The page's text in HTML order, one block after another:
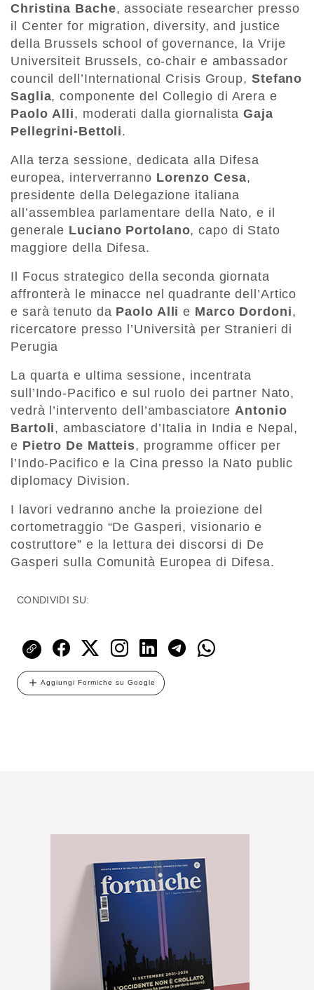
Christina Bache, associate researcher presso
il Center for migration, diversity, and justice
della Brussels school of governance, la Vrije
Universiteit Brussels, co-chair e ambassador
council dell’International Crisis Group, Stefano
Saglia, componente del Collegio di Arera e
Paolo Alli, moderati dalla giornalistaGaja
Pellegrini-Bettoli.
Alla terza sessione, dedicata alla Difesa
europea, interverranno Lorenzo Cesa,
presidente della Delegazione italiana
all’assemblea parlamentare della Nato, e il
generale Luciano Portolano, capo di Stato
maggiore della Difesa.
Il Focus strategico della seconda giornata
affronterà le minacce nel quadrante dell’Artico
e sarà tenuto da Paolo Alli e Marco Dordoni,
ricercatore presso l’Università per Stranieri di
Perugia
La quarta e ultima sessione, incentrata
sull’Indo-Pacifico e sul ruolo dei partner Nato,
vedrà l’intervento dell’ambasciatoreAntonio
Bartoli, ambasciatore d’Italia in India e Nepal,
e Pietro De Matteis, programme officer per
l’Indo-Pacifico e la Cina presso la Nato public
diplomacy Division.
I lavori vedranno anche la proiezione del
cortometraggio “De Gasperi, visionario e
costruttore” e la lettura dei discorsi di De
Gasperi sulla Comunità Europea di Difesa.
CONDIVIDI SU:
Aggiungi Formiche su Google